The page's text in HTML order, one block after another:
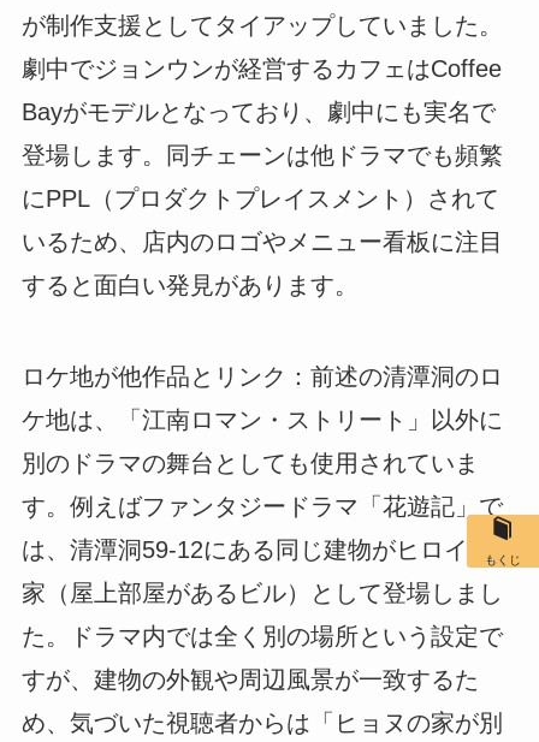
が制作支援としてタイアップしていました。
劇中でジョンウンが経営するカフェはCoffee
Bayがモデルとなっており、劇中にも実名で
登場します。同チェーンは他ドラマでも頻繁
にPPL（プロダクトプレイスメント）されて
いるため、店内のロゴやメニュー看板に注目
すると面白い発見があります。
ロケ地が他作品とリンク：前述の清潭洞のロ
ケ地は、「江南ロマン・ストリート」以外に
別のドラマの舞台としても使用されていま
す。例えばファンタジードラマ「花遊記」で
は、清潭洞59-12にある同じ建物がヒロインの
家（屋上部屋があるビル）として登場しまし
た。ドラマ内では全く別の場所という設定で
すが、建物の外観や周辺風景が一致するた
め、気づいた視聴者からは「ヒョヌの家が別
もくじ